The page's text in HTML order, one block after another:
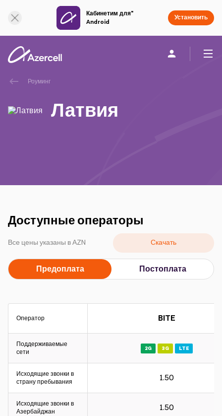
Кабинетим для"
Android
Установить
Кампании
Поддержка
Роуминг
Латвия
Доступные операторы
Все цены указаны в АZN
Предоплата Постоплата
Скачать
Оператор
Поддерживаемые
сети
Исходящие звонки в
страну пребывания
Исходящие звонки в
Азербайджан
BITE
2G 3G LTE
1.50
1.50
Онлайн поддержка